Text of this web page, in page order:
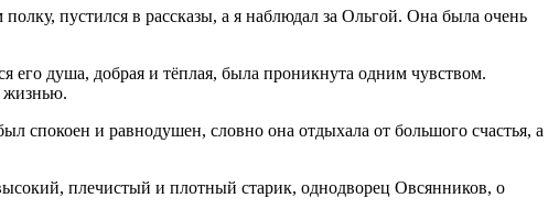
пустился в рассказы, а я наблюдал за Ольгой. Она была очень
его душа, добрая и тёплая, была проникнута одним чувством.
жизнью.
спокоен и равнодушен, словно она отдыхала от большого счастья, а
плечистый и плотный старик, однодворец Овсянников, о